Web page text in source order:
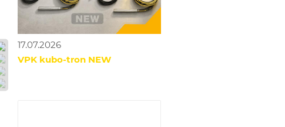
17.07.2026
VPK kubo-tron NEW